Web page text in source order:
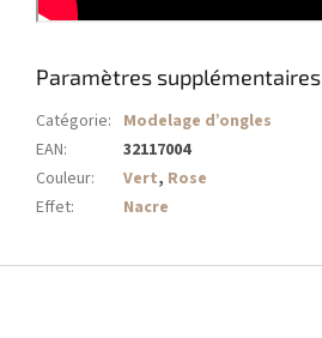
Paramètres supplémentaires
Catégorie: Modelage d’ongles
EAN:
32117004
Couleur: Vert, Rose
Effet: Nacre